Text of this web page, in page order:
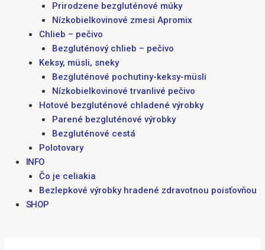
Prirodzene bezgluténové múky
Nízkobielkovinové zmesi Apromix
Chlieb – pečivo
Bezgluténový chlieb – pečivo
Keksy, müsli, sneky
Bezgluténové pochutiny-keksy-müsli
Nízkobielkovinové trvanlivé pečivo
Hotové bezgluténové chladené výrobky
Parené bezgluténové výrobky
Bezgluténové cestá
Polotovary
INFO
Čo je celiakia
Bezlepkové výrobky hradené zdravotnou poisťovňou
SHOP